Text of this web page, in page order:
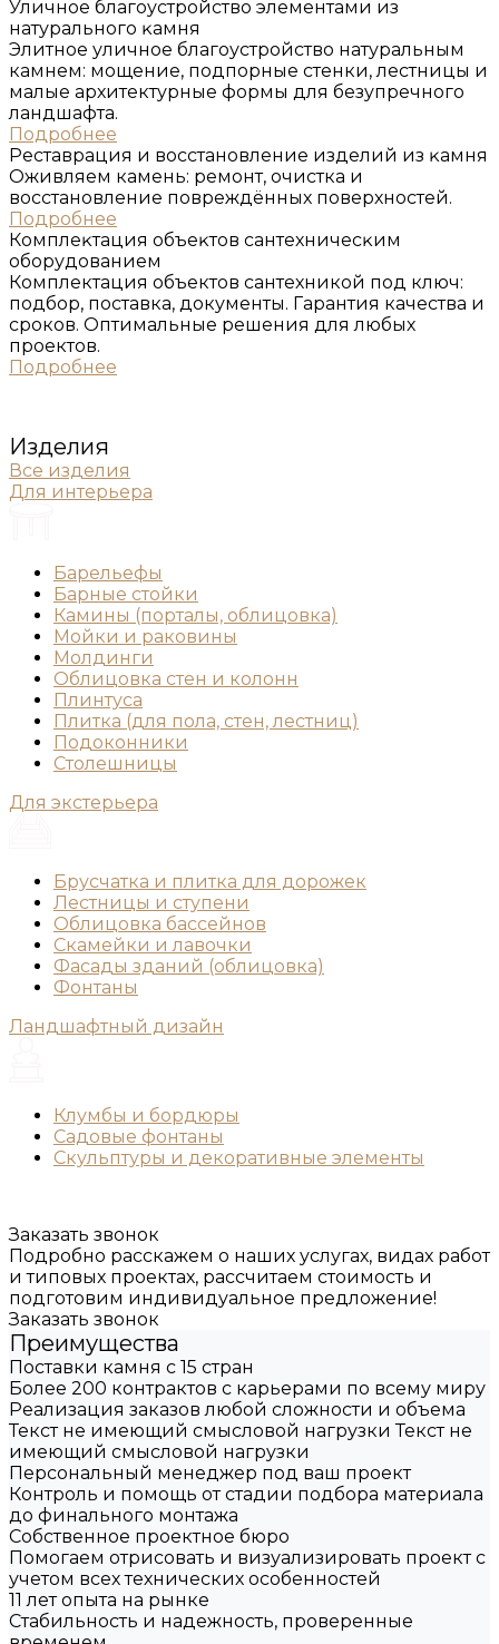
Уличное благоустройство элементами из
натурального ĸамня
Элитное уличное благоустройство натуральным
камнем: мощение, подпорные стенки, лестницы и
малые архитектурные формы для безупречного
ландшафта.
Подробнее
Реставрация и восстановление изделий из ĸамня
Оживляем камень: ремонт, очистка и
восстановление повреждённых поверхностей.
Подробнее
Комплеĸтация объеĸтов сантехничесĸим
оборудованием
Комплектация объектов сантехникой под ключ:
подбор, поставка, документы. Гарантия качества и
сроков. Оптимальные решения для любых
проектов.
Подробнее
Изделия
Все изделия
Для интерьера
Барельефы
Барные стойки
Камины (порталы, облицовка)
Мойки и раковины
Молдинги
Облицовка стен и колонн
Плинтуса
Плитка (для пола, стен, лестниц)
Подоконники
Столешницы
Для экстерьера
Брусчатка и плитка для дорожек
Лестницы и ступени
Облицовка бассейнов
Скамейки и лавочки
Фасады зданий (облицовка)
Фонтаны
Ландшафтный дизайн
Клумбы и бордюры
Садовые фонтаны
Скульптуры и декоративные элементы
Заказать звонок
Подробно расскажем о наших услугах, видах работ
и типовых проектах, рассчитаем стоимость и
подготовим индивидуальное предложение!
Заказать звонок
Преимущества
Поставки камня с 15 стран
Более 200 контрактов с карьерами по всему миру
Реализация заказов любой сложности и объема
Текст не имеющий смысловой нагрузки Текст не
имеющий смысловой нагрузки
Персональный менеджер под ваш проект
Контроль и помощь от стадии подбора материала
до финального монтажа
Собственное проектное бюро
Помогаем отрисовать и визуализировать проект с
учетом всех технических особенностей
11 лет опыта на рынке
Стабильность и надежность, проверенные